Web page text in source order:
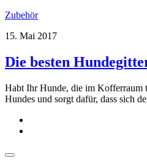
Zubehör
15. Mai 2017
Die besten
Habt Ihr Hunde, die im Kofferraum
Hundes und sorgt dafür, dass sich